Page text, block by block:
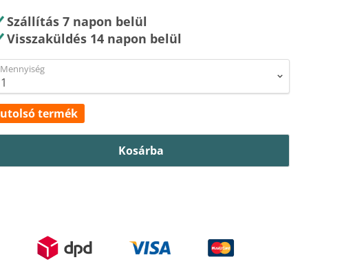
Szállítás 7 napon belül
Visszaküldés 14 napon belül
Mennyiség
utolsó termék
Kosárba